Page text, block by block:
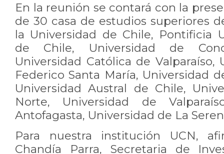
En la reunión se contará con la
de 30 casa de estudios superiores
la Universidad de Chile, Pontificia
de Chile, Universidad de
Universidad Católica de Valparaíso,
Federico Santa María, Universidad
Universidad Austral de Chile,
Norte, Universidad de
Antofagasta, Universidad de La
Para nuestra institución UCN,
Chandía Parra, Secretaria de